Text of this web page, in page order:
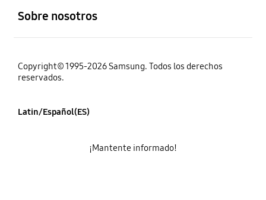
Sobre nosotros
Copyright© 1995-2026 Samsung. Todos los derechos
reservados.
Latin/Español(ES)
¡Mantente informado!